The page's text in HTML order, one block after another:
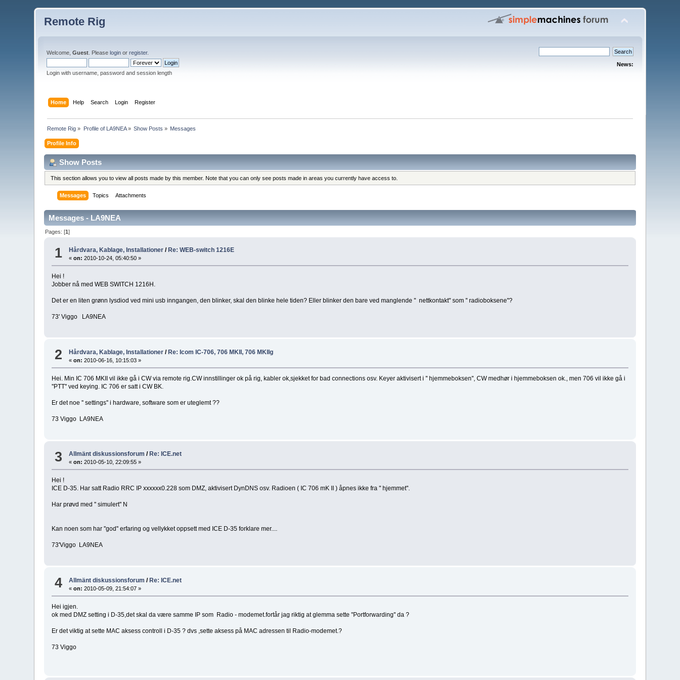
Remote Rig
Welcome,Guest . Pleaselogin orregister.
Login with username, password and session length
News:
Home Help Search Login Register
Remote Rig » Profile of LA9NEA» Show Posts » Messages
Profile Info
Show Posts
This section allows you to view all posts made by this member. Note that you can only see posts made in areas you currently have access to.
Messages Topics Attachments
Messages - LA9NEA
Pages: [1]
1 Hårdvara, Kablage, Installationer / Re: WEB-switch 1216E
«on: 2010-10-24, 05:40:50 »
Hei !
Jobber nå med WEB SWITCH 1216H.
Det er en liten grønn lysdiod ved mini usb inngangen, den blinker, skal den blinke hele tiden? Eller blinker den bare ved manglende '' nettkontakt'' som '' radioboksene''?
73' Viggo LA9NEA
2 Hårdvara, Kablage, Installationer /Re: Icom IC-706, 706 MKII, 706 MKIIg
«on: 2010-06-16, 10:15:03 »
Hei. Min IC 706 MKII vil ikke gå i CW via remote rig.CW innstillinger ok på rig, kabler ok,sjekket for bad connections osv. Keyer aktivisert i '' hjemmeboksen'', CW medhør i hjemmeboksen ok., men 706 vil ikke gå i
''PTT'' ved keying. IC 706 er satt i CW BK.
Er det noe '' settings'' i hardware, software som er uteglemt ??
73 Viggo LA9NEA
3 Allmänt diskussionsforum / Re: ICE.net
«on: 2010-05-10, 22:09:55 »
Hei !
ICE D-35. Har satt Radio RRC IP xxxxxx0.228 som DMZ, aktivisert DynDNS osv. Radioen ( IC 706 mK II ) åpnes ikke fra '' hjemmet''.
Har prøvd med '' simulert'' N
Kan noen som har ''god'' erfaring og vellykket oppsett med ICE D-35 forklare mer....
73'Viggo LA9NEA
4 Allmänt diskussionsforum /Re: ICE.net
«on: 2010-05-09, 21:54:07 »
Hei igjen.
ok med DMZ setting i D-35,det skal da være samme IP som Radio - modemet.fortår jag riktig at glemma sette ''Portforwarding'' da ?
Er det viktig at sette MAC aksess controll i D-35 ? dvs ,sette aksess på MAC adressen til Radio-modemet.?
73 Viggo